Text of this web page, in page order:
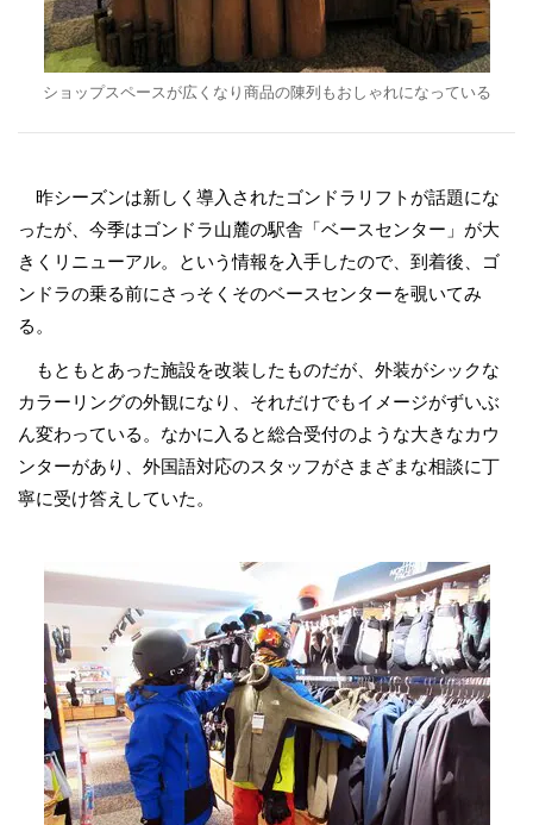
ショップスペースが広くなり商品の陳列もおしゃれになっている
昨シーズンは新しく導入されたゴンドラリフトが話題にな
ったが、今季はゴンドラ山麓の駅舎「ベースセンター」が大
きくリニューアル。という情報を入手したので、到着後、ゴ
ンドラの乗る前にさっそくそのベースセンターを覗いてみ
る。
もともとあった施設を改装したものだが、外装がシックな
カラーリングの外観になり、それだけでもイメージがずいぶ
ん変わっている。なかに入ると総合受付のような大きなカウ
ンターがあり、外国語対応のスタッフがさまざまな相談に丁
寧に受け答えしていた。